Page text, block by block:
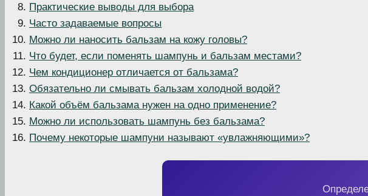
Практические выводы для выбора
Часто задаваемые вопросы
Можно ли наносить бальзам на кожу головы?
Что будет, если поменять шампунь и бальзам местами?
Чем кондиционер отличается от бальзама?
Обязательно ли смывать бальзам холодной водой?
Какой объём бальзама нужен на одно применение?
Можно ли использовать шампунь без бальзама?
Почему некоторые шампуни называют «увлажняющими»?